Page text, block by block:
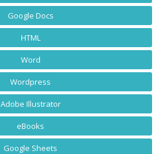
Google Docs
HTML
Word
Wordpress
Adobe Illustrator
eBooks
Google Sheets